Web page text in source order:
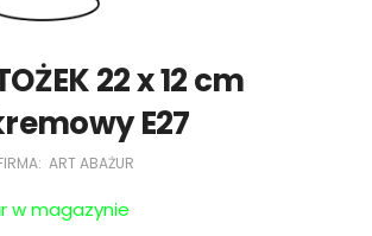
22 x 12 cm
E27
ART ABAŻUR
w magazynie